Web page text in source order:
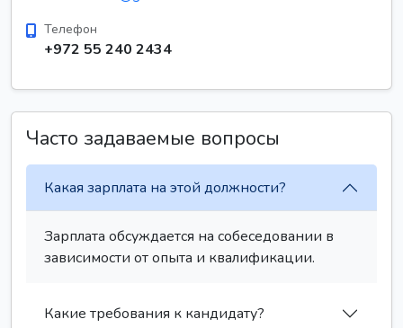
Телефон
+972 55 240 2434
Часто задаваемые вопросы
Какая зарплата на этой должности?
Зарплата обсуждается на собеседовании в
зависимости от опыта и квалификации.
Какие требования к кандидату?